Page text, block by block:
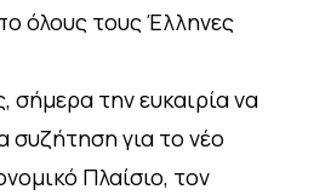
όλους τους Έλληνες
σήμερα την ευκαιρία να
συζήτηση για το νέο
Πλαίσιο, τον